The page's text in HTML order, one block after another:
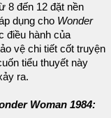
8 đến 12 đặt nền
dụng cho Wonder
điều hành của
vệ chi tiết cốt truyện
tiểu thuyết này
ra.
Woman 1984: